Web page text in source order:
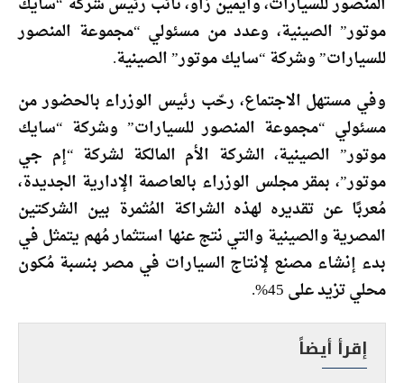
موتور” الصينية، وعدد من مسئولي “مجموعة المنصور
للسيارات” وشركة “سايك موتور” الصينية.
وفي مستهل الاجتماع، رحّب رئيس الوزراء بالحضور من
مسئولي “مجموعة المنصور للسيارات” وشركة “سايك
موتور” الصينية، الشركة الأم المالكة لشركة “إم جي
موتور”، بمقر مجلس الوزراء بالعاصمة الإدارية الجديدة،
مُعربًا عن تقديره لهذه الشراكة المُثمرة بين الشركتين
المصرية والصينية والتي نتج عنها استثمار مُهم يتمثل في
بدء إنشاء مصنع لإنتاج السيارات في مصر بنسبة مُكون
محلي تزيد على 45%.
إقرأ أيضاً